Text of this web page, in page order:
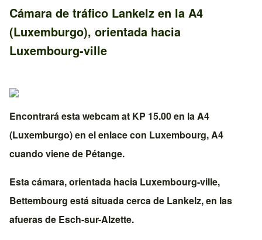
Cámara de tráfico Lankelz en la A4
(Luxemburgo), orientada hacia
Luxembourg-ville
Encontrará esta webcam at KP 15.00 en laA4
(Luxemburgo)en el enlace con Luxembourg, A4
cuando viene de Pétange.
Esta cámara, orientada hacia Luxembourg-ville,
Bettembourg está situada cerca de Lankelz, en las
afueras de Esch-sur-Alzette.